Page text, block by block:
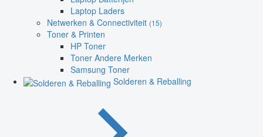
Laptop Laders
Netwerken & Connectiviteit (15)
Toner & Printen
HP Toner
Toner Andere Merken
Samsung Toner
Solderen & Reballing